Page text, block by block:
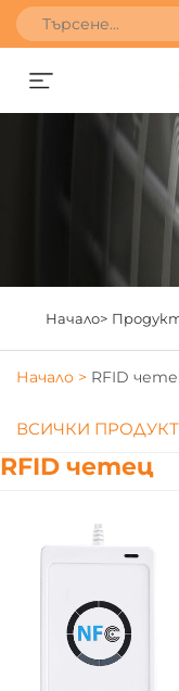
Начало>
Начало > RFID
ВСИЧКИ
RFID четец